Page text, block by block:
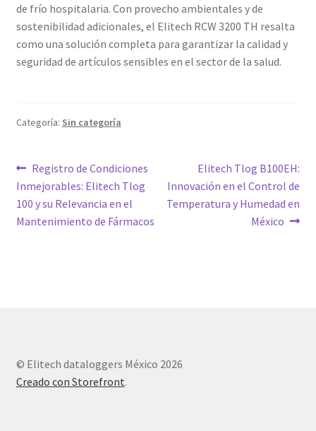
de frío hospitalaria. Con provecho ambientales y de
sostenibilidad adicionales, el Elitech RCW 3200 TH resalta
como una solución completa para garantizar la calidad y
seguridad de artículos sensibles en el sector de la salud.
Categoría: Sin categoría
Navegación
de
entradas
Entrada
anterior:
Registro de Condiciones
Inmejorables: Elitech Tlog
100 y su Relevancia en el
Mantenimiento de Fármacos
Siguiente
entrada:
Elitech Tlog B100EH:
Innovación en el Control de
Temperatura y Humedad en
México
© Elitech dataloggers México 2026
Creado con Storefront.